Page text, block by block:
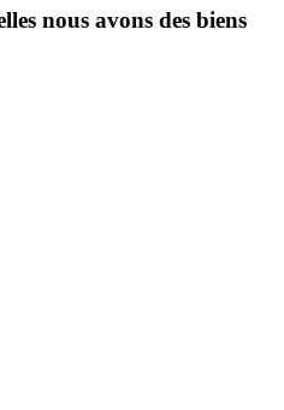
nous avons des biens